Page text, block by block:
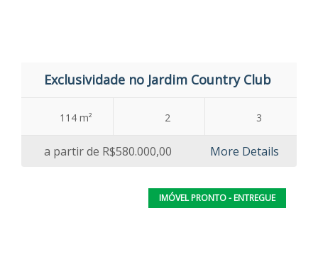
Exclusividade no Jardim Country Club
114 m² 2 3
a partir de R$580.000,00 More Details
IMÓVEL PRONTO - ENTREGUE